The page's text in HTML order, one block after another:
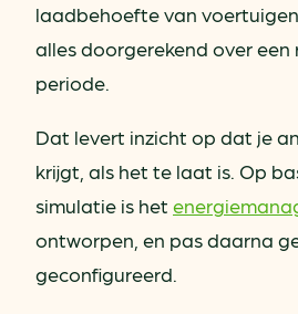
laadbehoefte van
alles doorgerekend over
periode.
Dat levert inzicht op dat je
krijgt, als het te laat is. Op
simulatie is het
ontworpen, en pas daarna
geconfigureerd.